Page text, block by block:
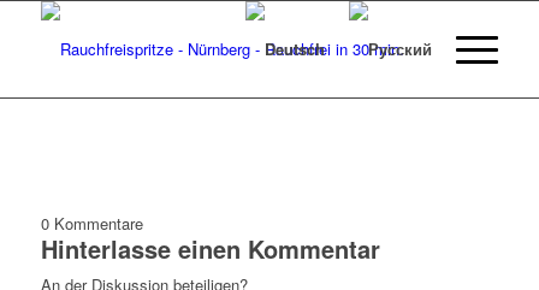
0 Kommentare
Hinterlasse einen Kommentar
An der Diskussion beteiligen?